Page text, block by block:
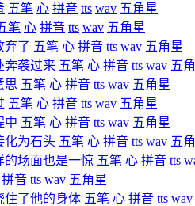
五笔 心 拼音 tts wav 五角星
笔 心 拼音 tts wav 五角星
弃了 五笔 心 拼音 tts wav 五角星
奔袭过来 五笔 心 拼音 tts wav 五
思 五笔 心 拼音 tts wav 五角星
五笔 心 拼音 tts wav 五角星
中 五笔 心 拼音 tts wav 五角星
化为石头 五笔 心 拼音 tts wav 五
的场面也是一惊 五笔 心 拼音 tts
拼音 tts wav 五角星
住了他的身体 五笔 心 拼音 tts wav